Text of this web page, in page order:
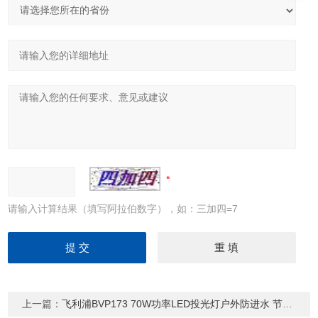
请输入计算结果（填写阿拉伯数字），如：三加四=7
上一篇：飞利浦BVP173 70W功率LED投光灯户外防进水 节能灯具